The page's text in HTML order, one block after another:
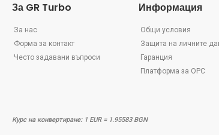
За GR Turbo
За нас
Форма за контакт
Често задавани въпроси
Информация
Общи условия
Защита на личните
Гаранция
Платформа за ОРС
Курс на конвертиране: 1 EUR = 1.95583 BGN